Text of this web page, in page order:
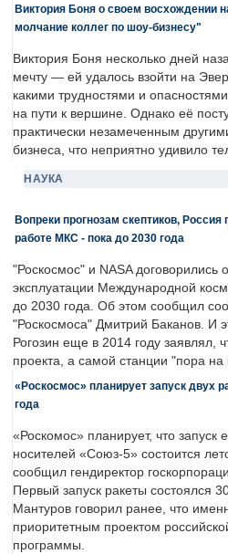
Виктория Боня о своем восхождении
молчание коллег по шоу-бизнесу"
Виктория Боня несколько дней
мечту — ей удалось взойти на
какими трудностями и
на пути к вершине. Однако её
практически незамеченным
бизнеса, что неприятно удивило
НАУКА
Вопреки прогнозам скептиков,
работе МКС - пока до 2030 года
"Роскосмос" и NASA договорились
эксплуатации Международной
до 2030 года. Об этом сообщил
"Роскосмоса" Дмитрий Баканов. И
Рогозин еще в 2014 году заявлял,
проекта, а самой станции "пора
«Роскосмос» планирует запуск двух
года
«Роскомос» планирует, что запуск
носителей «Союз-5» состоится
сообщил гендиректор
Первый запуск ракеты состоялся
Мантуров говорил ранее, что
приоритетным проектом
программы.